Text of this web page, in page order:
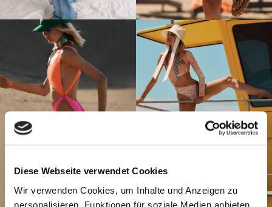
Diese Webseite verwendet Cookies
Wir verwenden Cookies, um Inhalte und Anzeigen zu
personalisieren, Funktionen für soziale Medien anbieten